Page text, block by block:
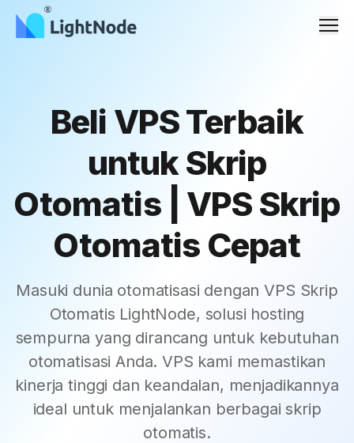
Beli VPS Terbaik
untuk Skrip
Otomatis | VPS Skrip
Otomatis Cepat
Masuki dunia otomatisasi dengan VPS Skrip
Otomatis LightNode, solusi hosting
sempurna yang dirancang untuk kebutuhan
otomatisasi Anda. VPS kami memastikan
kinerja tinggi dan keandalan, menjadikannya
ideal untuk menjalankan berbagai skrip
otomatis.